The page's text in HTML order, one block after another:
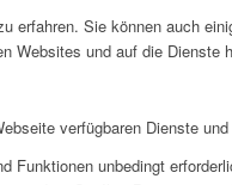
erfahren. Sie können auch
Websites und auf die Dienste
verfügbaren Dienste
Funktionen unbedingt